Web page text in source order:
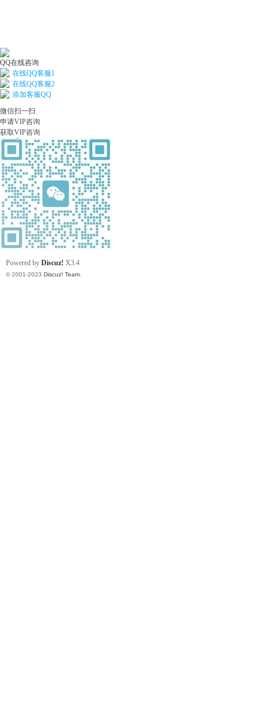
QQ在线咨询
在线QQ客服1
在线QQ客服2
添加客服QQ
微信扫一扫
申请VIP咨询
获取VIP咨询
Powered by Discuz! X3.4
© 2001-2023 Discuz! Team